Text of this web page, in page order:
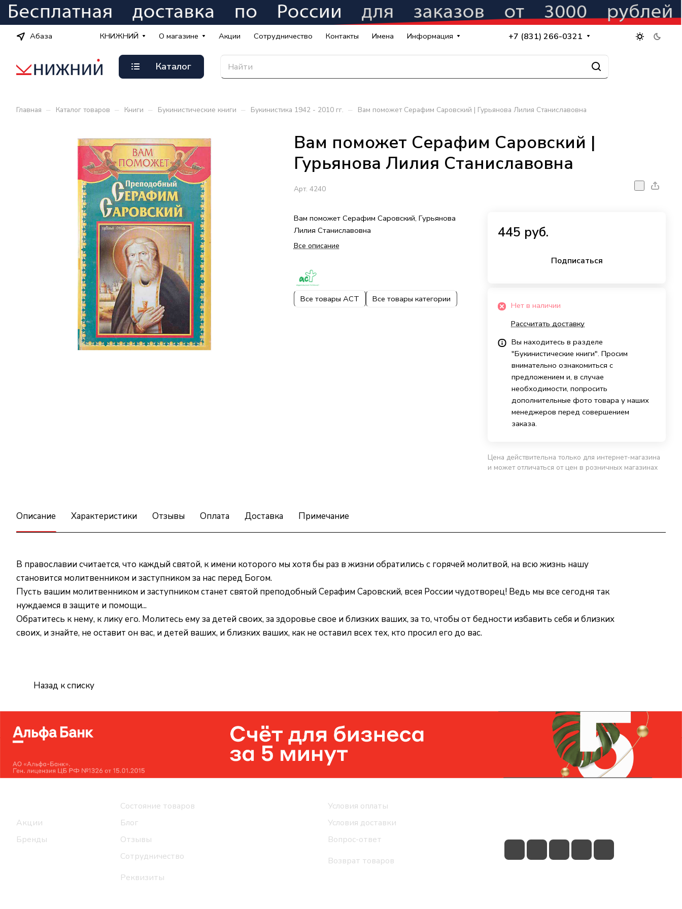
Абаза КНИЖНИЙ О магазине Акции Сотрудничество Контакты Имена Информация +7 (831) 266-0321
Каталог
Главная – Каталог товаров – Книги – Букинистические книги – Букинистика 1942 - 2010 гг. – Вам поможет Серафим Саровский | Гурьянова Лилия Станиславовна
Вам поможет Серафим Саровский |
Гурьянова Лилия Станиславовна
Арт. 4240
Вам поможет Серафим Саровский, Гурьянова
Лилия Станиславовна
Все описание
Все товары АСТ Все товары категории
445 руб.
Подписаться
Нет в наличии
Рассчитать доставку
Вы находитесь в разделе
"Букинистические книги". Просим
внимательно ознакомиться с
предложением и, в случае
необходимости, попросить
дополнительные фото товара у наших
менеджеров перед совершением
заказа.
Цена действительна только для интернет-магазина
и может отличаться от цен в розничных магазинах
Описание Характеристики Отзывы Оплата Доставка Примечание
В православии считается, что каждый святой, к имени которого мы хотя бы раз в жизни обратились с горячей молитвой, на всю жизнь нашу
становится молитвенником и заступником за нас перед Богом.
Пусть вашим молитвенником и заступником станет святой преподобный Серафим Саровский, всея России чудотворец! Ведь мы все сегодня так
нуждаемся в защите и помощи...
Обратитесь к нему, к лику его. Молитесь ему за детей своих, за здоровье свое и близких ваших, за то, чтобы от бедности избавить себя и близких
своих, и знайте, не оставит он вас, и детей ваших, и близких ваших, как не оставил всех тех, кто просил его до вас.
Назад к списку
Акции
Бренды
Состояние товаров
Блог
Отзывы
Сотрудничество
Реквизиты
Условия оплаты
Условия доставки
Вопрос-ответ
Возврат товаров